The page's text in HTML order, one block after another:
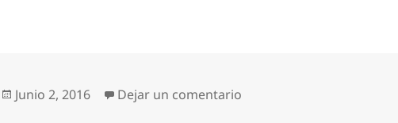
p
Publicado
Junio 2, 2016 Dejar un comentario